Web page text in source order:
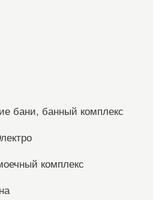
бани, банный комплекс
комплекс